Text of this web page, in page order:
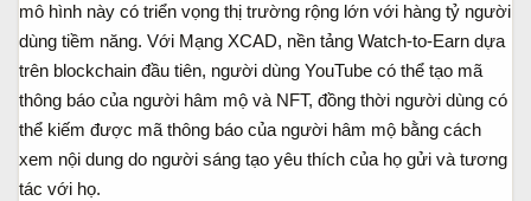
mô hình này có triển vọng thị trường rộng lớn với hàng tỷ người
dùng tiềm năng. Với Mạng XCAD, nền tảng Watch-to-Earn dựa
trên blockchain đầu tiên, người dùng YouTube có thể tạo mã
thông báo của người hâm mộ và NFT, đồng thời người dùng có
thể kiếm được mã thông báo của người hâm mộ bằng cách
xem nội dung do người sáng tạo yêu thích của họ gửi và tương
tác với họ.